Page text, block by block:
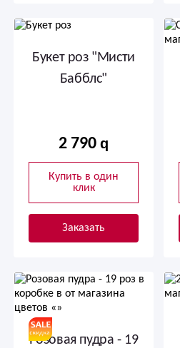
Букет роз "Мисти
Бабблс"
2 790
Купить в один
клик
Заказать
Розовая пудра - 19